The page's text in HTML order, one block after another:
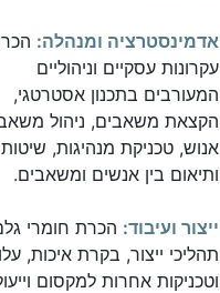
אדמינסטרציה ומנהלה:
עקרונות עסקיים וניהוליים
המעורבים בתכנון אסטרטגי,
הקצאת משאבים, ניהול
אנוש, טכניקת מנהיגות, שיטות
ותיאום בין אנשים ומשאבים.
ייצור ועיבוד: הכרת חומרי
תהליכי ייצור, בקרת איכות,
וטכניקות אחרות למקסום